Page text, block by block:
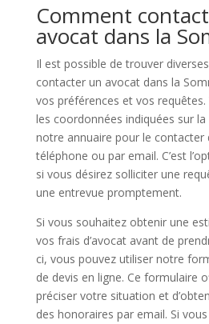
Comment
avocat dans la
Il est possible de trouver
contacter un avocat dans la
vos préférences et vos
les coordonnées indiquées sur la
notre annuaire pour le contacter
téléphone ou par email. C’est
si vous désirez solliciter une
une entrevue promptement.
Si vous souhaitez obtenir une
vos frais d’avocat avant de
ci, vous pouvez utiliser notre
de devis en ligne. Ce formulaire
préciser votre situation et
des honoraires par email. Si